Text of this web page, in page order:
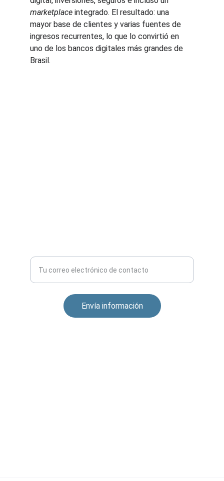
marketplace integrado. El resultado: una
mayor base de clientes y varias fuentes de
ingresos recurrentes, lo que lo convirtió en
uno de los bancos digitales más grandes de
Brasil.
Envía información